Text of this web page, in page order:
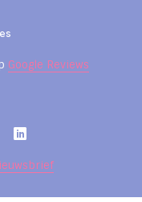
Google Reviews